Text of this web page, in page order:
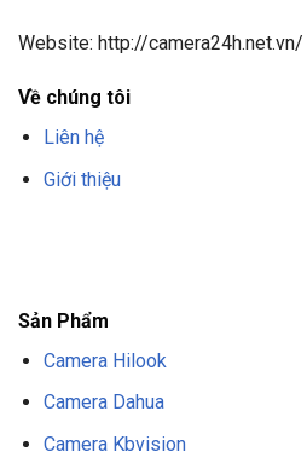
Website: http://camera24h.net.vn/
Về chúng tôi
Liên hệ
Giới thiệu
Sản Phẩm
Camera Hilook
Camera Dahua
Camera Kbvision